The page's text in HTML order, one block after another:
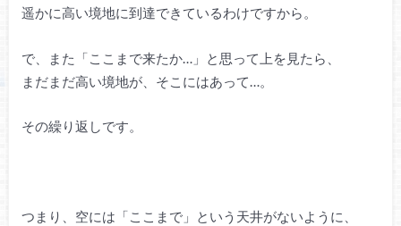
遥かに高い境地に到達できているわけですから。
で、また「ここまで来たか…」と思って上を見たら、
まだまだ高い境地が、そこにはあって…。
その繰り返しです。
つまり、空には「ここまで」という天井がないように、